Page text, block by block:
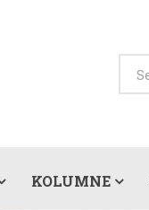
KOLUMNE